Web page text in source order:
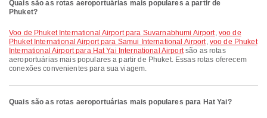
Quais são as rotas aeroportuárias mais populares a partir de
Phuket?
voo de Phuket International Airport para Suvarnabhumi Airport, voo de
Phuket International Airport para Samui International Airport, voo de Phuket
International Airport para Hat Yai International Airportsão as rotas
aeroportuárias mais populares a partir de Phuket. Essas rotas oferecem
conexões convenientes para sua viagem.
Quais são as rotas aeroportuárias mais populares para Hat Yai?